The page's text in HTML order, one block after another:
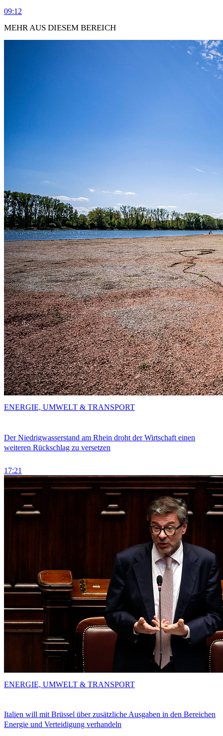
09:12
MEHR AUS DIESEM BEREICH
Der Niedrigwasserstand am Rhein droht der Wirtschaft einen
weiteren Rückschlag zu versetzen
17:21
ENERGIE, UMWELT & TRANSPORT
Italien will mit Brüssel über zusätzliche Ausgaben in den Bereichen
Energie und Verteidigung verhandeln
ENERGIE, UMWELT & TRANSPORT